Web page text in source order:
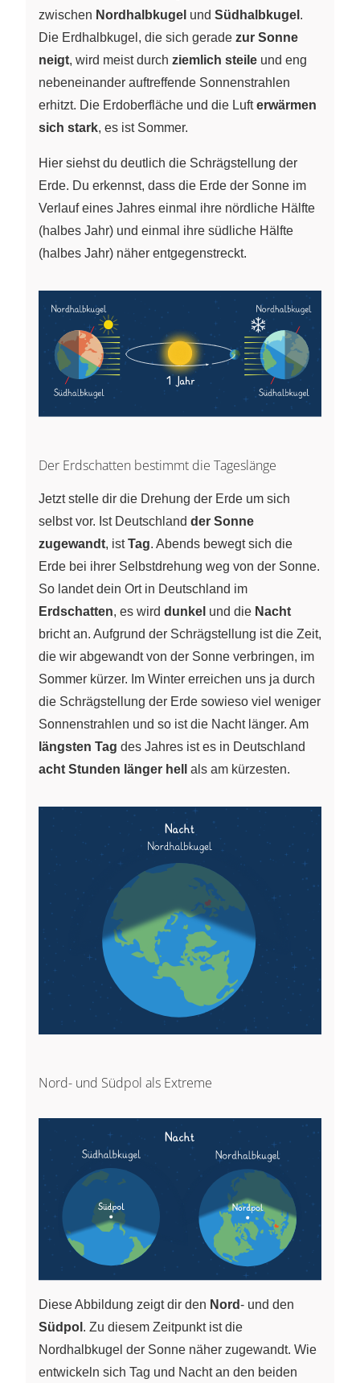
zwischen Nordhalbkugel und Südhalbkugel .
Die Erdhalbkugel, die sich gerade zur Sonne
neigt, wird meist durch ziemlich steile und eng
nebeneinander auftreffende Sonnenstrahlen
erhitzt. Die Erdoberfläche und die Lufterwärmen
sich stark, es ist Sommer.
Hier siehst du deutlich die Schrägstellung der
Erde. Du erkennst, dass die Erde der Sonne im
Verlauf eines Jahres einmal ihre nördliche Hälfte
(halbes Jahr) und einmal ihre südliche Hälfte
(halbes Jahr) näher entgegenstreckt.
Der Erdschatten bestimmt die Tageslänge
Jetzt stelle dir die Drehung der Erde um sich
selbst vor. Ist Deutschland der Sonne
zugewandt, istTag. Abends bewegt sich die
Erde bei ihrer Selbstdrehung weg von der Sonne.
So landet dein Ort in Deutschland im
Erdschatten, es wird dunkel und die Nacht
bricht an. Aufgrund der Schrägstellung ist die Zeit,
die wir abgewandt von der Sonne verbringen, im
Sommer kürzer. Im Winter erreichen uns ja durch
die Schrägstellung der Erde sowieso viel weniger
Sonnenstrahlen und so ist die Nacht länger. Am
längsten Tag des Jahres ist es in Deutschland
acht Stunden länger hell
als am kürzesten.
Nord- und Südpol als Extreme
Diese Abbildung zeigt dir den Nord- und den
Südpol . Zu diesem Zeitpunkt ist die
Nordhalbkugel der Sonne näher zugewandt. Wie
entwickeln sich Tag und Nacht an den beiden